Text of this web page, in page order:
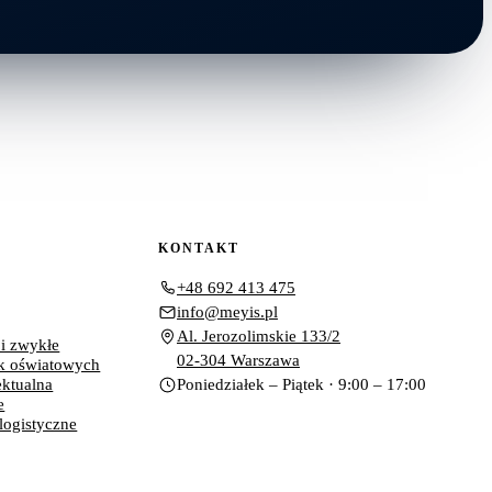
zwykłe
oświatowych
KONTAKT
+48 692 413 475
info@meyis.pl
Al. Jerozolimskie 133/2
02-304 Warszawa
Poniedziałek – Piątek · 9:00 – 17:00